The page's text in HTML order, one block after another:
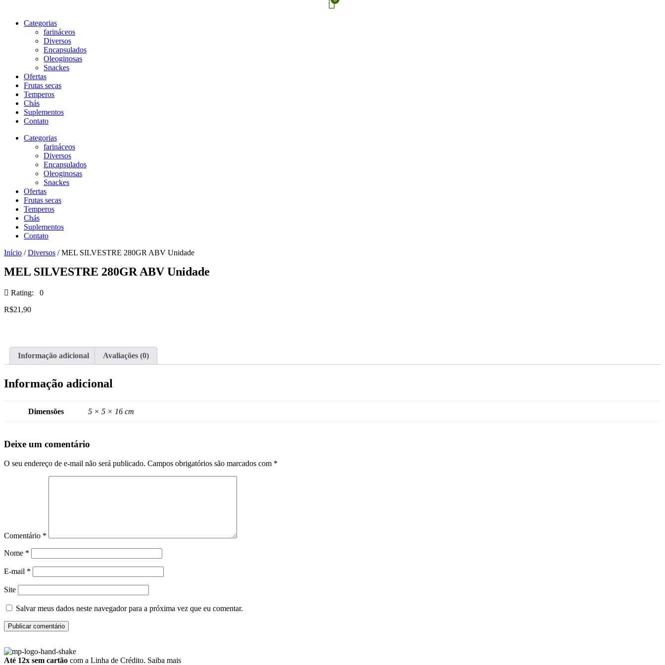
Categorias
farináceos
Diversos
Encapsulados
Oleoginosas
Snackes
Ofertas
Frutas secas
Temperos
Chás
Suplementos
Contato
Categorias
farináceos
Diversos
Encapsulados
Oleoginosas
Snackes
Ofertas
Frutas secas
Temperos
Chás
Suplementos
Contato
Início /Diversos / MEL SILVESTRE 280GR ABV Unidade
MEL SILVESTRE 280GR ABV Unidade
Rating: 0
R$21,90
Informação adicional Avaliações (0)
Informação adicional
Dimensões 5 × 5 × 16 cm
Deixe um comentário
O seu endereço de e-mail não será publicado. Campos obrigatórios são marcados com *
Comentário *
Nome *
E-mail *
Site
Salvar meus dados neste navegador para a próxima vez que eu comentar.
Até 12x sem cartão com a Linha de Crédito. Saiba mais